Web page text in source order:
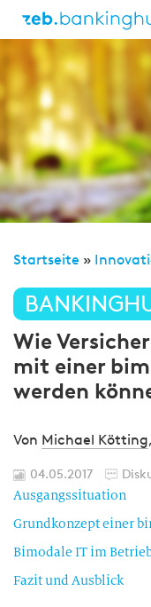
Startseite »
Wie
mit einer
werden
Von Michael Kötting,
04.05.2017
Ausgangssituation
Grundkonzept einer
Bimodale IT im
Fazit und Ausblick